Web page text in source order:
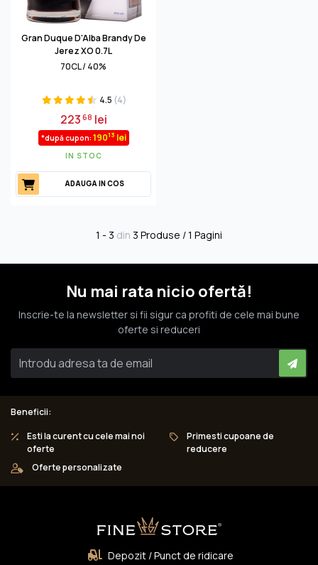
Gran Duque D'Alba Brandy De
Jerez XO 0.7L
70CL / 40%
4.5 (4)
22368 lei
*după cupon: 19013 lei
IN STOC
ADAUGA IN COS
1 - 3 din 3 Produse / 1 Pagini
Nu mai rata nicio ofertă!
Inscrie-te la newsletter si fii sigur ca profiti de cele mai bune
oferte si reduceri
Beneficii:
Esti la curent cu cele mai noi
oferte
Primesti cupoane de
reducere
Oferte personalizate
Depozit / Punct de ridicare